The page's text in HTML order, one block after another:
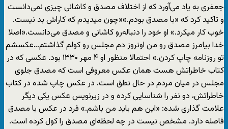
جعفری به یاد می‌آورد که از اختلاف مصدق و کاشانی چیزی نمی‌دانست
و تاکید کرد که «با مصدق بودم.»«چون میدیدم که کاراش بد نیست.
خوب کار میکرد.» او خود را دنباله‌رو کاشانی و مصدق می‌دانست.«اصلا
خدا بیامرز مصدق رو من اونروز دم مجلس رو کولم گذاشتم…عکسشم
تو روزنامه چاپ کردن.» احتمالا منظور او ۴ مهر ۱۳۳۰ بود. عکسی که در
کتاب خاطراتش هست همان عکس معروفی است که مصدق جلوی
مجلس در میان مردم در حال نطق است. در عکس چاپ شده در کتاب
خاطراتش، دو نفر را شناسایی کرده و در زیرنویس عکس یکی دیگر
علامت گذاری شده: «این هم باید من باشم.» فرد در عکس با مصدق
فاصله دارد. مشخص نیست در چه لحظه‌ای مصدق را کول کرده است.